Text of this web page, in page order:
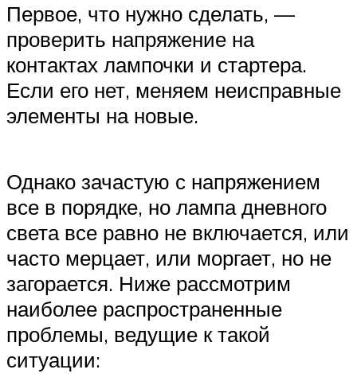
Первое, что нужно сделать, —
проверить напряжение на
контактах лампочки и стартера.
Если его нет, меняем неисправные
элементы на новые.
Однако зачастую с напряжением
все в порядке, но лампа дневного
света все равно не включается, или
часто мерцает, или моргает, но не
загорается. Ниже рассмотрим
наиболее распространенные
проблемы, ведущие к такой
ситуации: